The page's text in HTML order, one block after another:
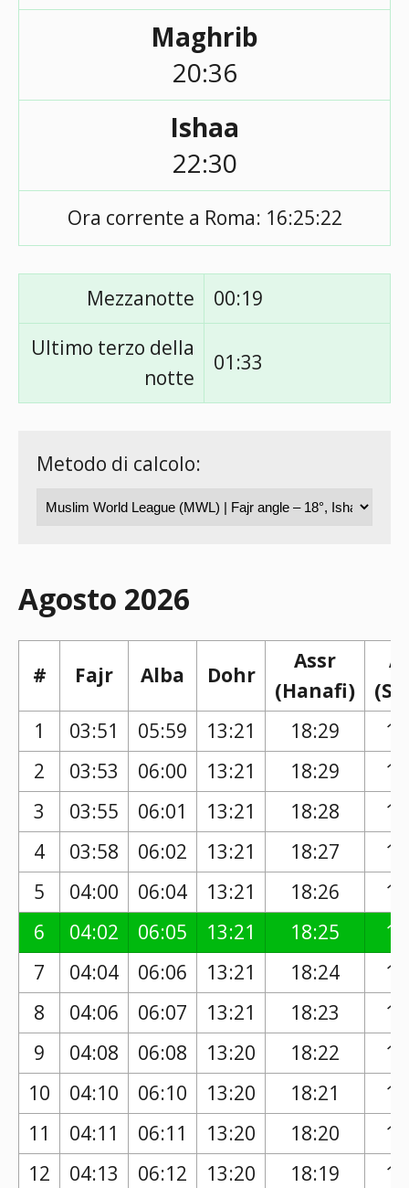
Maghrib
20:36
Ishaa
22:30
Ora corrente a Roma: 16:25:22
Mezzanotte
00:19
Ultimo terzo della
notte
01:33
Metodo di calcolo:
Agosto 2026
# Fajr Alba Dohr
Assr
(Hanafi)
1
03:51 05:59 13:21 18:29
2
03:53 06:00 13:21 18:29
3
03:55 06:01 13:21 18:28
4
03:58 06:02 13:21 18:27
5
04:00 06:04 13:21 18:26
6
04:02 06:05 13:21 18:25
7
04:04 06:06 13:21 18:24
8
04:06 06:07 13:21 18:23
9
04:08 06:08 13:20 18:22
10
04:10 06:10 13:20 18:21
11
04:11 06:11 13:20 18:20
12
04:13 06:12 13:20 18:19